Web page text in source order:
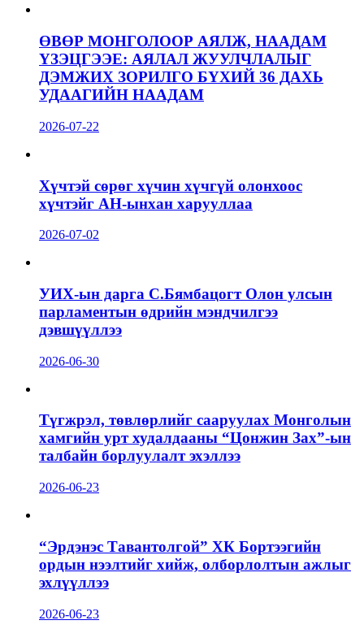
ӨВӨР МОНГОЛООР АЯЛЖ, НААДАМ
ҮЗЭЦГЭЭЕ: АЯЛАЛ ЖУУЛЧЛАЛЫГ
ДЭМЖИХ ЗОРИЛГО БҮХИЙ 36 ДАХЬ
УДААГИЙН НААДАМ
2026-07-22
Хүчтэй сөрөг хүчин хүчгүй олонхоос
хүчтэйг АН-ынхан харууллаа
2026-07-02
УИХ-ын дарга С.Бямбацогт Олон улсын
парламентын өдрийн мэндчилгээ
дэвшүүллээ
2026-06-30
Түгжрэл, төвлөрлийг сааруулах Монголын
хамгийн урт худалдааны “Цонжин Зах”-ын
талбайн борлуулалт эхэллээ
2026-06-23
“Эрдэнэс Тавантолгой” ХК Бортээгийн
ордын нээлтийг хийж, олборлолтын ажлыг
эхлүүллээ
2026-06-23